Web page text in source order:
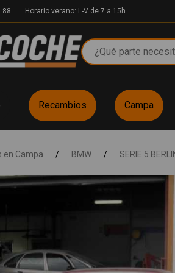
88 Horario verano: L-V de 7 a 15h
Recambios Campa
en Campa / BMW / SERIE 5